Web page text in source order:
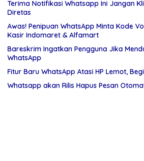
Terima Notifikasi Whatsapp Ini Jangan
Diretas
Awas! Penipuan WhatsApp Minta Kode
Kasir Indomaret & Alfamart
Bareskrim Ingatkan Pengguna Jika
WhatsApp
Fitur Baru WhatsApp Atasi HP Lemot,
Whatsapp akan Rilis Hapus Pesan